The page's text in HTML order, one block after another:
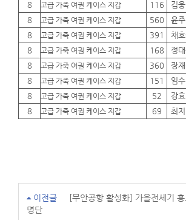
8
고급 가죽 여권 케이스 지갑 116 김웅
8
고급 가죽 여권 케이스 지갑 560 윤
8
고급 가죽 여권 케이스 지갑 391 채
8
고급 가죽 여권 케이스 지갑 168 정
8
고급 가죽 여권 케이스 지갑 360 장
8
고급 가죽 여권 케이스 지갑 151 임
8
고급 가죽 여권 케이스 지갑 52 강
8
고급 가죽 여권 케이스 지갑 69 최
이전글
[무안공항 활성화] 가을전세기
명단